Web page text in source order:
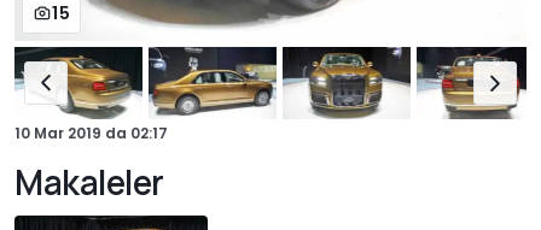
15
10 Mar 2019 da 02:17
Makaleler